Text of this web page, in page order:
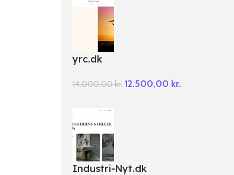
yrc.dk
14.000,00kr. 12.500,00 kr.
Industri-Nyt.dk